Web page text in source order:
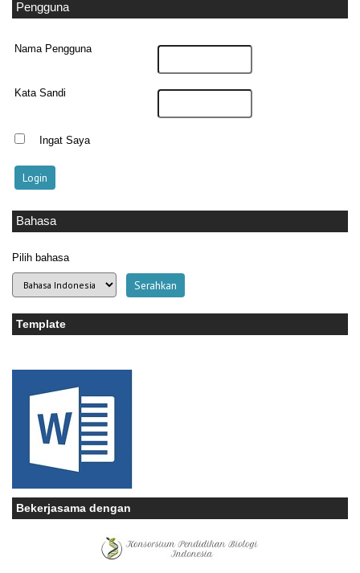
Pengguna
Nama Pengguna
Kata Sandi
Ingat Saya
Bahasa
Pilih bahasa
Template
Bekerjasama dengan